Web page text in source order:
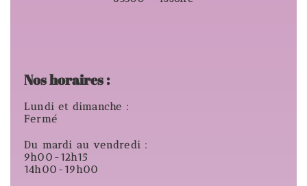
Nos horaires :
Lundi et dimanche :
Fermé
Du mardi au vendredi :
9h00-12h15
14h00-19h00